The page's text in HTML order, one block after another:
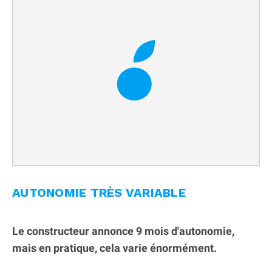
AUTONOMIE TRÈS VARIABLE
Le constructeur annonce 9 mois d'autonomie,
mais en pratique, cela varie énormément.